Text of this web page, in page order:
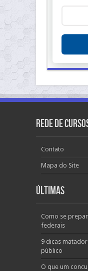
Rede de
Contato
Mapa do Site
Últimas
Como se
federais
9 dicas
público
O que um